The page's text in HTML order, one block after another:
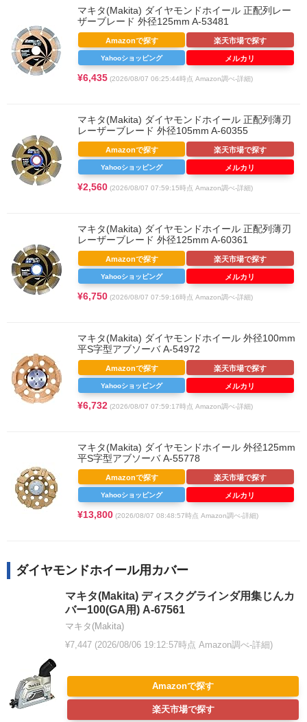
マキタ(Makita) ダイヤモンドホイール 正配列レー
ザーブレード 外径125mm A-53481
¥6,435 (2026/08/07 06:25:44時点 Amazon調べ-詳細)
Amazonで探す 楽天市場で探す
Yahooショッピング メルカリ
マキタ(Makita) ダイヤモンドホイール 正配列薄刃
レーザーブレード 外径105mm A-60355
¥2,560 (2026/08/07 07:59:15時点 Amazon調べ-詳細)
Amazonで探す 楽天市場で探す
Yahooショッピング メルカリ
マキタ(Makita) ダイヤモンドホイール 正配列薄刃
レーザーブレード 外径125mm A-60361
¥6,750 (2026/08/07 07:59:16時点 Amazon調べ-詳細)
Amazonで探す 楽天市場で探す
Yahooショッピング メルカリ
マキタ(Makita) ダイヤモンドホイール 外径100mm
平S字型アブソーバ A-54972
¥6,732 (2026/08/07 07:59:17時点 Amazon調べ-詳細)
Amazonで探す 楽天市場で探す
Yahooショッピング メルカリ
マキタ(Makita) ダイヤモンドホイール 外径125mm
平S字型アブソーバ A-55778
¥13,800 (2026/08/07 08:48:57時点 Amazon調べ-詳細)
Amazonで探す 楽天市場で探す
Yahooショッピング メルカリ
ダイヤモンドホイール用カバー
マキタ(Makita) ディスクグラインダ用集じんカ
バー100(GA用) A-67561
マキタ(Makita)
¥7,447 (2026/08/06 19:12:57時点 Amazon調べ-詳細)
Amazonで探す
楽天市場で探す